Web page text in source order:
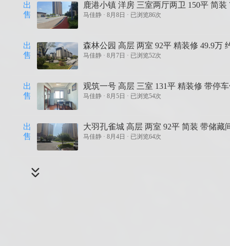
出
售
鹿港小镇 洋房 三室两厅两卫 150平 简
马佳静 · 8月8日 · 已浏览86次
出
售
森林公园 高层 两室 92平 精装修 49.9万
马佳静 · 8月7日 · 已浏览52次
出
售
观筑一号 高层 三室 131平 精装修 带停
马佳静 · 8月5日 · 已浏览54次
出
售
大羽孔雀城 高层 两室 92平 简装 带储藏
马佳静 · 8月4日 · 已浏览64次